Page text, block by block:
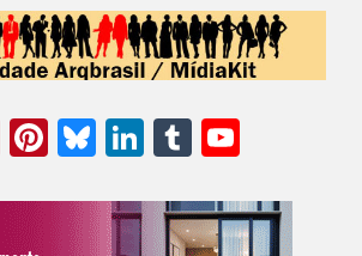
Instagram
Pinterest
Bluesky
LinkedIn
Tumblr